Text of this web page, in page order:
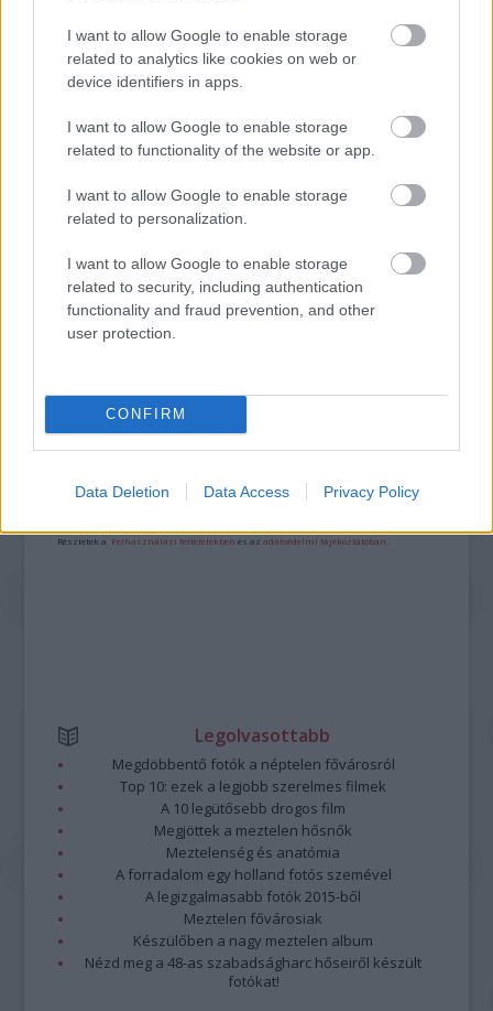
I want to allow Google to enable storage
related to analytics like cookies on web or
device identifiers in apps.
I want to allow Google to enable storage
related to functionality of the website or app.
I want to allow Google to enable storage
related to personalization.
I want to allow Google to enable storage
related to security, including authentication
functionality and fraud prevention, and other
user protection.
CONFIRM
Data Deletion Data Access Privacy Policy
ONE MORE LIKE: A MAGYAR SPORTDRÁMA, AMI
MEGHÓDÍTOTTA LAS VEGAST IS
NÉGY TITOKZATOS FŐHŐS EGY LAKÁSBAN -
ISMERD MEG KÖZELEBBRŐL AZ EGYKUTYA
FŐSZEREPLŐIT
A bejegyzés trackback címe:
https://kulturpart.hu/api/trackback/id/7913270
Kommentek:
minősülnek, értük aszolgáltatás technikaiüzemeltetője semmilyen felelősséget
Részletek a Felhasználási feltételekben és azadatvédelmi tájékoztatóban
Legolvasottabb
Megdöbbentő fotók a néptelen fővárosról
Top 10: ezek a legjobb szerelmes filmek
A 10 legütősebb drogos film
Megjöttek a meztelen hősnők
Meztelenség és anatómia
A forradalom egy holland fotós szemével
A legizgalmasabb fotók 2015-ből
Meztelen fővárosiak
Készülőben a nagy meztelen album
Nézd meg a 48-as szabadságharc hőseiről készült
fotókat!